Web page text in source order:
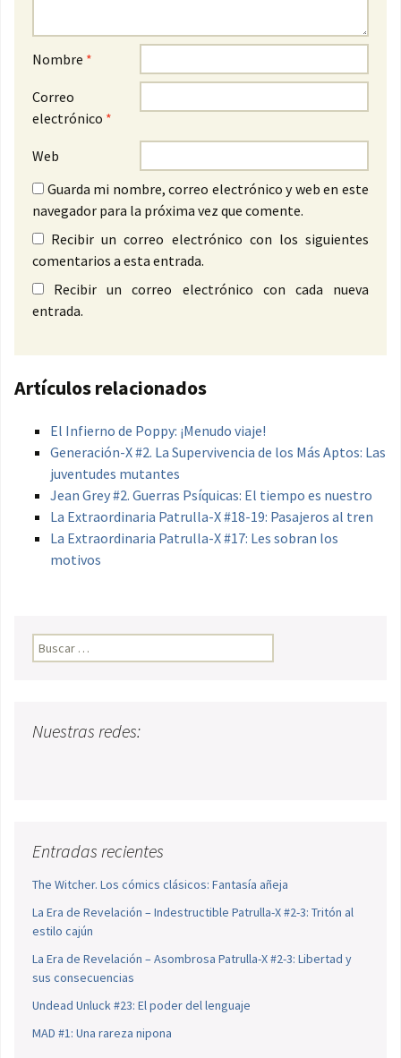
Nombre *
Correo
electrónico *
Web
Guarda mi nombre, correo electrónico y web en este
navegador para la próxima vez que comente.
Recibir un correo electrónico con los siguientes
comentarios a esta entrada.
Recibir un correo electrónico con cada nueva
entrada.
Artículos relacionados
El Infierno de Poppy: ¡Menudo viaje!
Generación-X #2. La Supervivencia de los Más Aptos: Las
juventudes mutantes
Jean Grey #2. Guerras Psíquicas: El tiempo es nuestro
La Extraordinaria Patrulla-X #18-19: Pasajeros al tren
La Extraordinaria Patrulla-X #17: Les sobran los
motivos
Buscar:
Nuestras redes:
Entradas recientes
The Witcher. Los cómics clásicos: Fantasía añeja
La Era de Revelación – Indestructible Patrulla-X #2-3: Tritón al
estilo cajún
La Era de Revelación – Asombrosa Patrulla-X #2-3: Libertad y
sus consecuencias
Undead Unluck #23: El poder del lenguaje
MAD #1: Una rareza nipona